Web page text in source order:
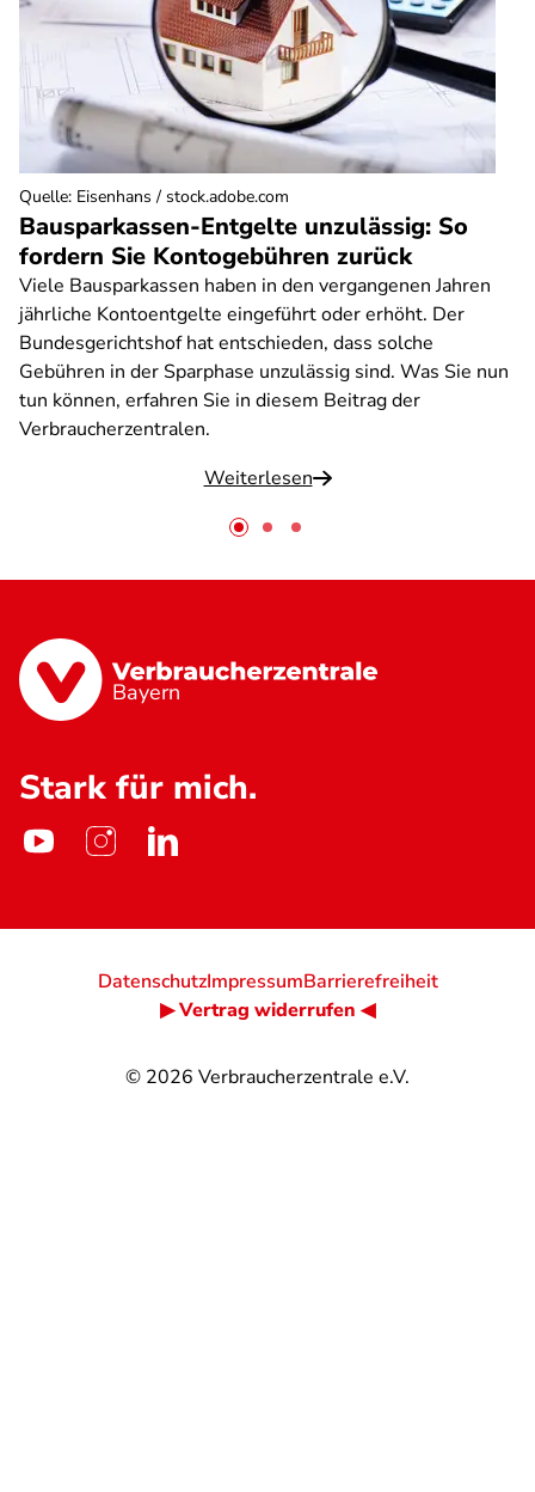
Bausparkassen-Entgelte unzulässig: So
fordern Sie Kontogebühren zurück
Viele Bausparkassen haben in den vergangenen Jahren
jährliche Kontoentgelte eingeführt oder erhöht. Der
Bundesgerichtshof hat entschieden, dass solche
Gebühren in der Sparphase unzulässig sind. Was Sie nun
tun können, erfahren Sie in diesem Beitrag der
Verbraucherzentralen.
Weiterlesen
Quelle: Eisenhans / stock.adobe.com
Bayern
Stark für mich.
© 2026 Verbraucherzentrale e.V.
DatenschutzImpressumBarrierefreiheit
▶ Vertrag widerrufen ◀